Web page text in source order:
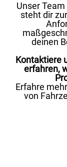
Unser
steht dir
deinen
Kontaktiere
erfahren,
Erfahre
von